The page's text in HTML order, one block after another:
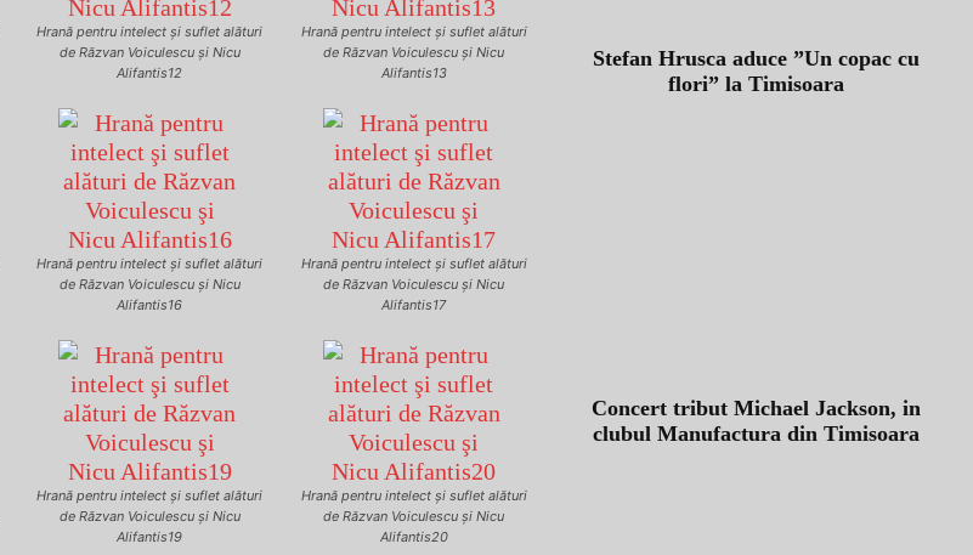
Hrană pentru intelect şi suflet alături
de Răzvan Voiculescu şi Nicu
Alifantis12
Hrană pentru intelect şi suflet alături
de Răzvan Voiculescu şi Nicu
Alifantis13
Hrană pentru intelect şi suflet alături
de Răzvan Voiculescu şi Nicu
Alifantis16
Hrană pentru intelect şi suflet alături
de Răzvan Voiculescu şi Nicu
Alifantis17
Hrană pentru intelect şi suflet alături
de Răzvan Voiculescu şi Nicu
Alifantis19
Hrană pentru intelect şi suflet alături
de Răzvan Voiculescu şi Nicu
Alifantis20
Stefan Hrusca aduce ”Un copac cu
flori” la Timisoara
Concert tribut Michael Jackson, in
clubul Manufactura din Timisoara